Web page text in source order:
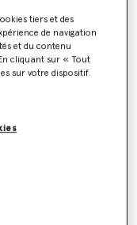
en stock
tiers et des
de navigation
et du contenu
cliquant sur « Tout
sur votre dispositif.